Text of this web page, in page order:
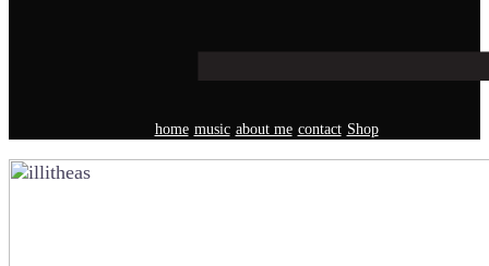
home music about me contact Shop